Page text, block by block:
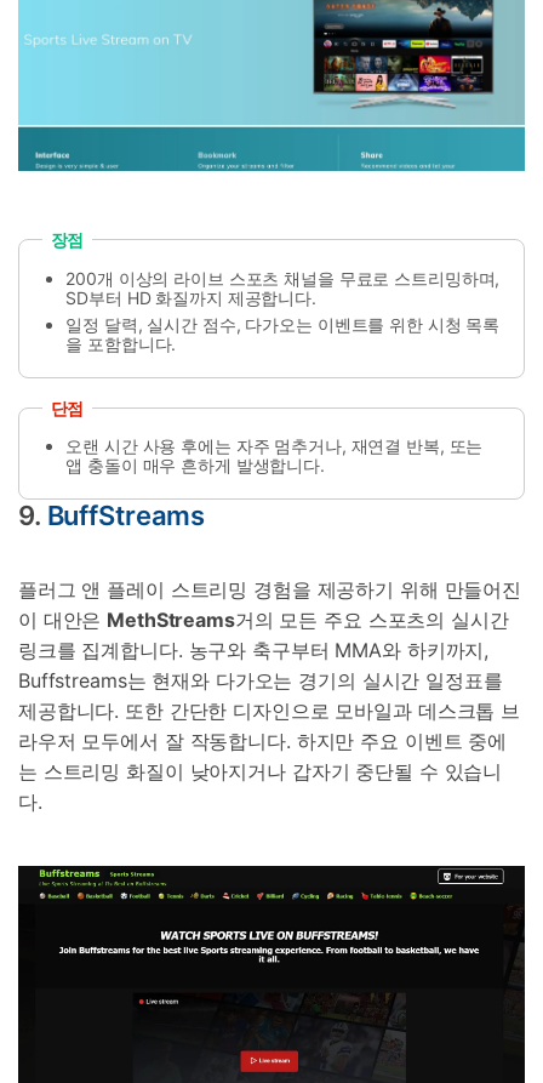
장점
200개 이상의 라이브 스포츠 채널을 무료로 스트리밍하며,
SD부터 HD 화질까지 제공합니다.
일정 달력, 실시간 점수, 다가오는 이벤트를 위한 시청 목록
을 포함합니다.
단점
오랜 시간 사용 후에는 자주 멈추거나, 재연결 반복, 또는
앱 충돌이 매우 흔하게 발생합니다.
9. BuffStreams
플러그 앤 플레이 스트리밍 경험을 제공하기 위해 만들어진
이 대안은 MethStreams거의 모든 주요 스포츠의 실시간
링크를 집계합니다. 농구와 축구부터 MMA와 하키까지,
Buffstreams는 현재와 다가오는 경기의 실시간 일정표를
제공합니다. 또한 간단한 디자인으로 모바일과 데스크톱 브
라우저 모두에서 잘 작동합니다. 하지만 주요 이벤트 중에
는 스트리밍 화질이 낮아지거나 갑자기 중단될 수 있습니
다.